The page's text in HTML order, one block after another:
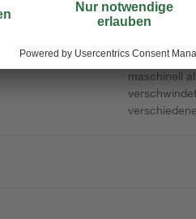
Für das
Sie
ohne großes
maschinell